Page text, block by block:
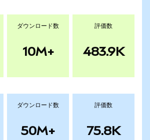
ダウンロード数
10M+
評価数
483.9K
ダウンロード数
50M+
評価数
75.8K